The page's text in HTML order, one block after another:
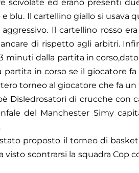
ed erano presenti
e blu. Il cartellino giallo si
Il cartellino rosso
di rispetto agli arbitri.
minuti dalla partita in
partita in corso se il giocatore
torneo al giocatore che fa
Disledrosatori di crucche con
del Manchester Simy
proposto il torneo di
scontrarsi la squadra Cop